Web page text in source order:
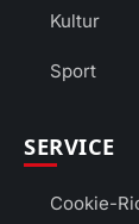
Kultur
Sport
SERVICE
Cookie-